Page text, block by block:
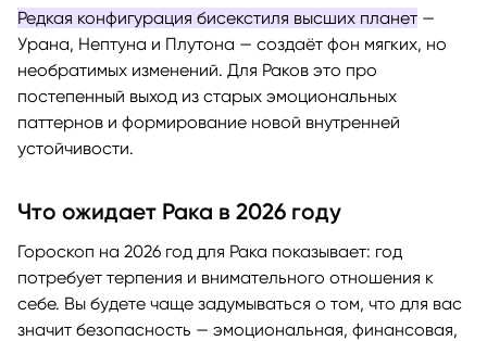
Редкая конфигурация бисекстиля высших планет —
Урана, Нептуна и Плутона — создаёт фон мягких, но
необратимых изменений. Для Раков это про
постепенный выход из старых эмоциональных
паттернов и формирование новой внутренней
устойчивости.
Что ожидает Рака в 2026 году
Гороскоп на 2026 год для Рака показывает: год
потребует терпения и внимательного отношения к
себе. Вы будете чаще задумываться о том, что для вас
значит безопасность — эмоциональная, финансовая,